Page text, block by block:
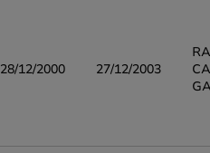
28/12/2000 27/12/2003